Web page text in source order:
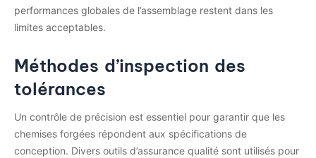
performances globales de l’assemblage restent dans les
limites acceptables.
Méthodes d’inspection des
tolérances
Un contrôle de précision est essentiel pour garantir que les
chemises forgées répondent aux spécifications de
conception. Divers outils d’assurance qualité sont utilisés pour